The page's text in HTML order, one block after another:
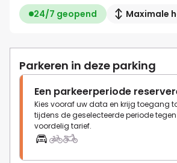
24/7 geopend Maximale
Parkeren in deze parking
Een parkeerperiode
Kies vooraf uw data en krijg toegang
tijdens de geselecteerde periode tegen
voordelig tarief.